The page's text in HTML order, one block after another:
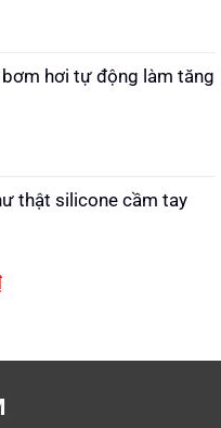
hơi tự động làm tăng
thật silicone cầm tay
Giá